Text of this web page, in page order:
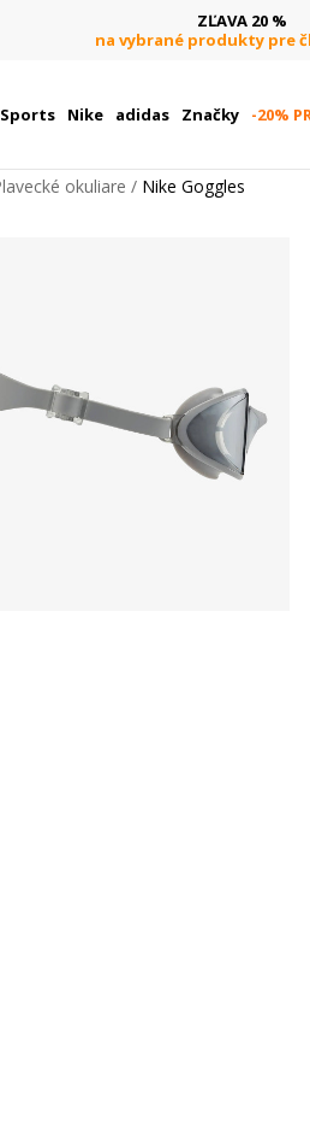
ZĽAVA 20 %
na vybrané produkty pre
Sports Nike adidas Značky -20%
okuliare Nike Goggles